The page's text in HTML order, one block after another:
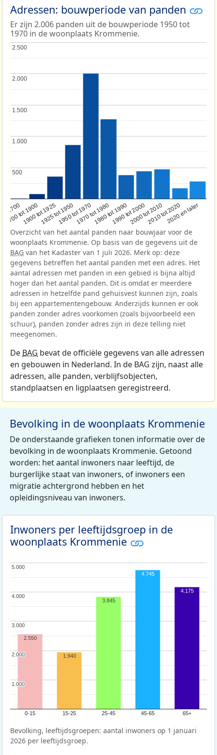
Adressen: bouwperiode van panden
Er zijn 2.006 panden uit de bouwperiode 1950 tot
1970 in de woonplaats Krommenie.
1700
1700 tot 1900
1900 tot 19251925 tot 19501950 tot 19701970 tot 19801980 tot 19901990 tot 20002000 tot 20102010 tot 20202020 en later
500
500
1.000
1.000
1.500
1.500
2.000
2.000
2.500
2.500
Overzicht van het aantal panden naar bouwjaar voor de
woonplaats Krommenie. Op basis van de gegevens uit de
BAG van het Kadaster van 1 juli 2026. Merk op: deze
gegevens betreffen het aantal panden met een adres. Het
aantal adressen met panden in een gebied is bijna altijd
hoger dan het aantal panden. Dit is omdat er meerdere
adressen in hetzelfde pand gehuisvest kunnen zijn, zoals
bij een appartementengebouw. Anderzijds kunnen er ook
panden zonder adres voorkomen (zoals bijvoorbeeld een
schuur), panden zonder adres zijn in deze telling niet
meegenomen.
De BAG bevat de officiële gegevens van alle adressen
en gebouwen in Nederland. In de BAG zijn, naast alle
adressen, alle panden, verblijfsobjecten,
standplaatsen en ligplaatsen geregistreerd.
Bevolking in de woonplaats Krommenie
De onderstaande grafieken tonen informatie over de
bevolking in de woonplaats Krommenie. Getoond
worden: het aantal inwoners naar leeftijd, de
burgerlijke staat van inwoners, of inwoners een
migratie achtergrond hebben en het
opleidingsniveau van inwoners.
Inwoners per leeftijdsgroep in de
woonplaats Krommenie
0-15 15-25 25-45 45-65 65+
1.000
1.000
2.000
2.000
3.000
3.000
4.000
4.000
5.000
5.000
2.550
1.940
3.845
4.745
4.175
Bevolking, leeftijdsgroepen: aantal inwoners op 1 januari
2026 per leeftijdsgroep.